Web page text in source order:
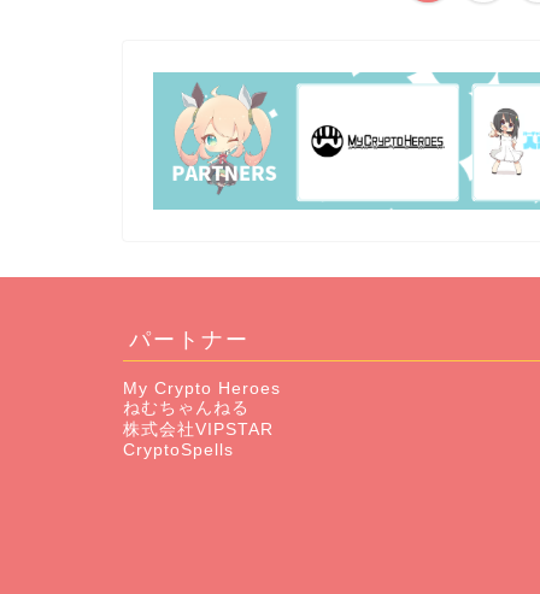
パートナー
My Crypto Heroes
ねむちゃんねる
株式会社VIPSTAR
CryptoSpells